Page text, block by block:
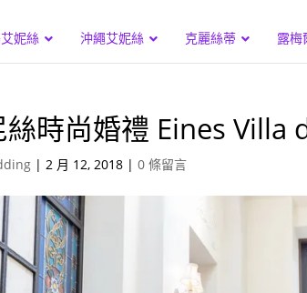
妮絲 沖繩艾妮絲 克麗絲蒂 露梅
時尚婚禮 Eines Villa
|2 月 12, 2018 |0 條留言